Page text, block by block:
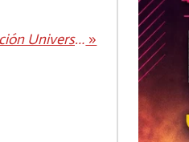
Turismo y Empleo y la Fundación Universitaria de Las Palmas llevan a Fuerteventura 'Enseñar para Emprender' »